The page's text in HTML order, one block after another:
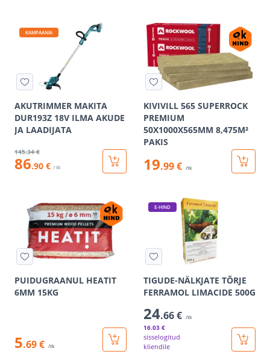
KAMPAANIA
AKUTRIMMER MAKITA
DUR193Z 18V ILMA AKUDE
JA LAADIJATA
145.34 €
86.90 € / tk
KIVIVILL 565 SUPERROCK
PREMIUM
50X1000X565MM 8,475M²
PAKIS
19.99 € /tk
PUIDUGRAANUL HEATIT
6MM 15KG
5.69 € /tk
E-HIND
TIGUDE-NÄLKJATE TÕRJE
FERRAMOL LIMACIDE 500G
24.66 € /tk
16.03 €
sisselogitud
kliendile